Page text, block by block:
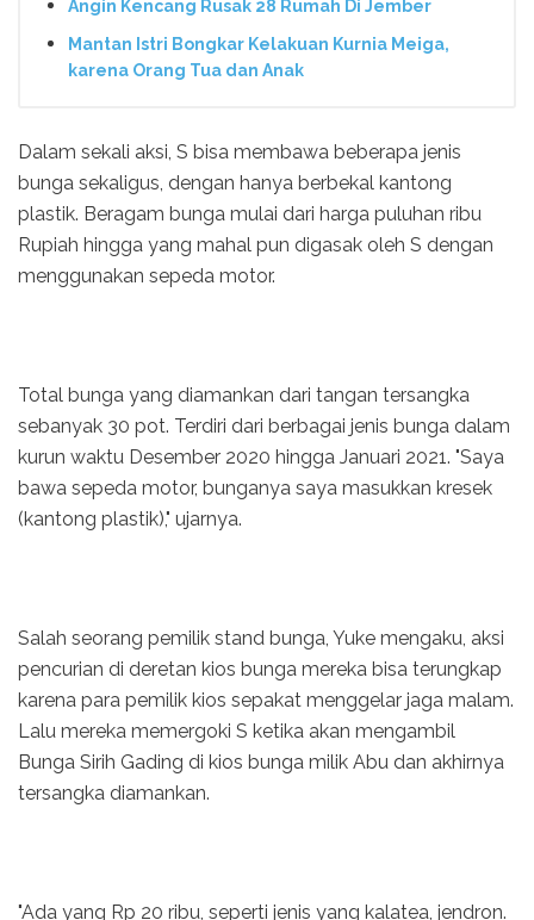
Angin Kencang Rusak 28 Rumah Di Jember
Mantan Istri Bongkar Kelakuan Kurnia Meiga,
karena Orang Tua dan Anak
Dalam sekali aksi, S bisa membawa beberapa jenis
bunga sekaligus, dengan hanya berbekal kantong
plastik. Beragam bunga mulai dari harga puluhan ribu
Rupiah hingga yang mahal pun digasak oleh S dengan
menggunakan sepeda motor.
Total bunga yang diamankan dari tangan tersangka
sebanyak 30 pot. Terdiri dari berbagai jenis bunga dalam
kurun waktu Desember 2020 hingga Januari 2021. "Saya
bawa sepeda motor, bunganya saya masukkan kresek
(kantong plastik)," ujarnya.
Salah seorang pemilik stand bunga, Yuke mengaku, aksi
pencurian di deretan kios bunga mereka bisa terungkap
karena para pemilik kios sepakat menggelar jaga malam.
Lalu mereka memergoki S ketika akan mengambil
Bunga Sirih Gading di kios bunga milik Abu dan akhirnya
tersangka diamankan.
"Ada yang Rp 20 ribu, seperti jenis yang kalatea, jendron.